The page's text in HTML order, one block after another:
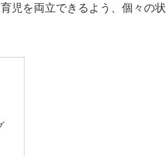
児を両立できるよう、個々の状